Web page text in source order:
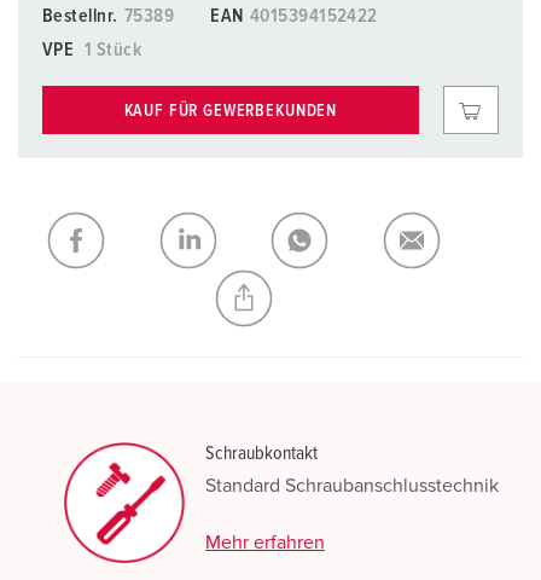
Bestellnr. 75389 EAN 4015394152422
VPE
1 Stück
KAUF FÜR GEWERBEKUNDEN
Schraubkontakt
Standard Schraubanschlusstechnik
Mehr erfahren